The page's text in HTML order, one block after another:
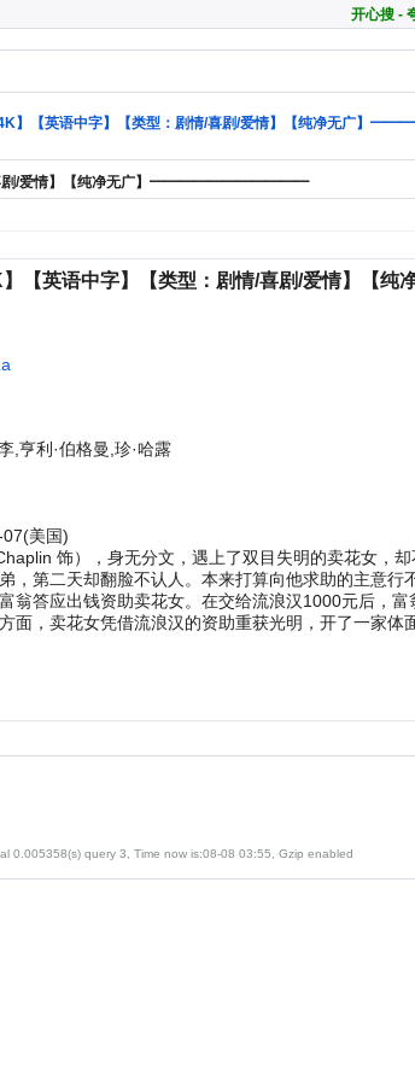
开心搜 -
】【英语中字】【类型：剧情/喜剧/爱情】【纯净无
情/喜剧/爱情】【纯净无广】━━━━━━━━━━━
】【英语中字】【类型：剧情/喜剧/爱
,亨利·伯格曼,珍·哈露
美国)
饰），身无分文，遇上了双目失明的卖花女，
，第二天却翻脸不认人。本来打算向他求助的主意
翁答应出钱资助卖花女。在交给流浪汉1000元后，
，卖花女凭借流浪汉的资助重获光明，开了一家体
0.005358(s) query 3, Time now is:08-08 03:55, Gzip enabled